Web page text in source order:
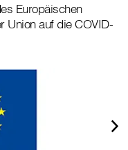
Europäischen
Union auf die COVID-